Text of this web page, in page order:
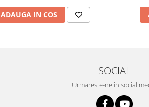
ADAUGA IN COS
SOCIAL
Urmareste-ne in social